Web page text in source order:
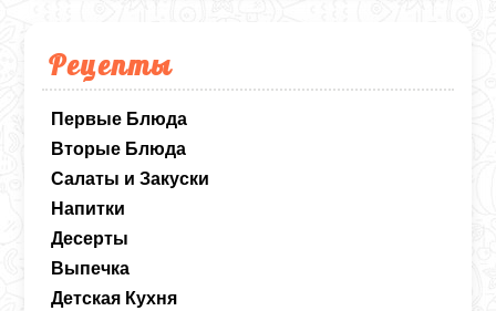
Рецепты
Первые Блюда
Вторые Блюда
Салаты и Закуски
Напитки
Десерты
Выпечка
Детская Кухня